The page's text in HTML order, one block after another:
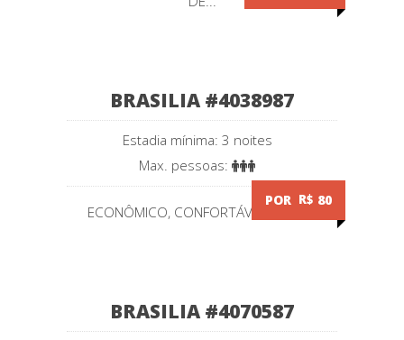
BRASILIA #4038987
Estadia mínima: 3 noites
Max. pessoas:
ECONÔMICO, CONFORTÁVEL E BEM...
POR R$ 80
BRASILIA #4070587